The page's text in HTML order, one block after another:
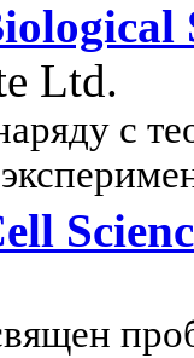
Ltd.
с